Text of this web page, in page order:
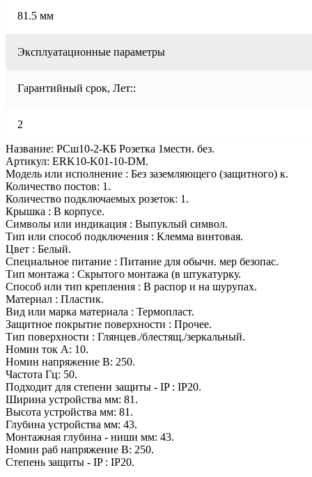
81.5 мм
Эксплуатационные параметры
Гарантийный срок, Лет::
2
Название: РСш10-2-КБ Розетка 1местн. без.
Артикул: ERK10-K01-10-DM.
Модель или исполнение : Без заземляющего (защитного) к.
Количество постов: 1.
Количество подключаемых розеток: 1.
Крышка : В корпусе.
Символы или индикация : Выпуклый символ.
Тип или способ подключения : Клемма винтовая.
Цвет : Белый.
Специальное питание : Питание для обычн. мер безопас.
Тип монтажа : Скрытого монтажа (в штукатурку.
Способ или тип крепления : В распор и на шурупах.
Материал : Пластик.
Вид или марка материала : Термопласт.
Защитное покрытие поверхности : Прочее.
Тип поверхности : Глянцев./блестящ./зеркальный.
Номин ток А: 10.
Номин напряжение В: 250.
Частота Гц: 50.
Подходит для степени защиты - IP : IP20.
Ширина устройства мм: 81.
Высота устройства мм: 81.
Глубина устройства мм: 43.
Монтажная глубина - ниши мм: 43.
Номин раб напряжение В: 250.
Степень защиты - IP : IP20.